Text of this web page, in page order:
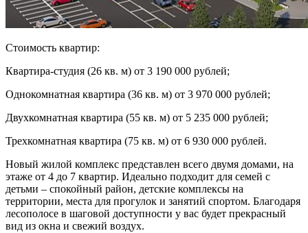
Стоимость квартир:
Квартира-студия (26 кв. м) от 3 190 000 рублей;
Однокомнатная квартира (36 кв. м) от 3 970 000 рублей;
Двухкомнатная квартира (55 кв. м) от 5 235 000 рублей;
Трехкомнатная квартира (75 кв. м) от 6 930 000 рублей.
Новый жилой комплекс представлен всего двумя домами, на
этаже от 4 до 7 квартир. Идеально подходит для семей с
детьми – спокойный район, детские комплексы на
территории, места для прогулок и занятий спортом. Благодаря
лесополосе в шаговой доступности у вас будет прекрасный
вид из окна и свежий воздух.